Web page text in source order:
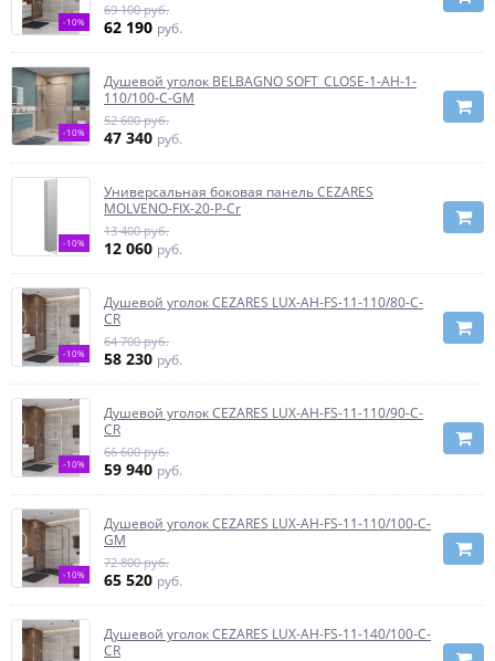
-10%
69 100 руб.
62 190 руб.
-10%
Душевой уголок BELBAGNO SOFT_CLOSE-1-AH-1-
110/100-C-GM
52 600 руб.
47 340 руб.
-10%
Универсальная боковая панель CEZARES
MOLVENO-FIX-20-P-Cr
13 400 руб.
12 060 руб.
-10%
Душевой уголок CEZARES LUX-AH-FS-11-110/80-C-
CR
64 700 руб.
58 230 руб.
-10%
Душевой уголок CEZARES LUX-AH-FS-11-110/90-C-
CR
66 600 руб.
59 940 руб.
-10%
Душевой уголок CEZARES LUX-AH-FS-11-110/100-C-
GM
72 800 руб.
65 520 руб.
Душевой уголок CEZARES LUX-AH-FS-11-140/100-C-
CR